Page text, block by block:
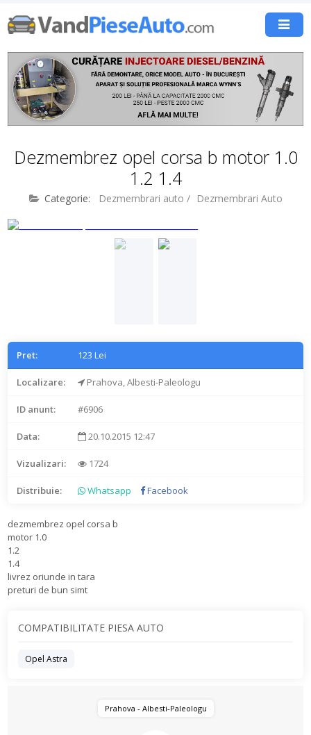
Dezmembrez opel corsa b motor 1.0
1.2 1.4
Categorie: Dezmembrari auto / Dezmembrari Auto
Pret: 123 Lei
Localizare: Prahova, Albesti-Paleologu
ID anunt: #6906
Data: 20.10.2015 12:47
Vizualizari: 1724
Distribuie: Whatsapp Facebook
dezmembrez opel corsa b
motor 1.0
1.2
1.4
livrez oriunde in tara
preturi de bun simt
COMPATIBILITATE PIESA AUTO
Opel Astra
Prahova - Albesti-Paleologu